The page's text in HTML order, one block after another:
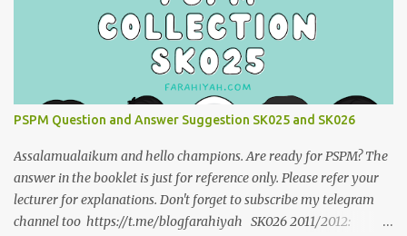
PSPM Question and Answer Suggestion SK025 and SK026
Assalamualaikum and hello champions. Are ready for PSPM? The
answer in the booklet is just for reference only. Please refer your
lecturer for explanations. Don't forget to subscribe my telegram
channel too https://t.me/blogfarahiyah SK026 2011/2012: